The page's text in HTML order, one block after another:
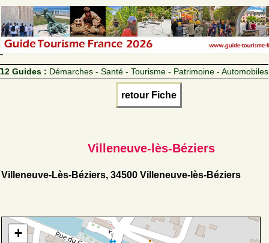
12 Guides : Démarches - Santé - Tourisme - Patrimoine - Automobiles
retour Fiche
Villeneuve-lès-Béziers
Villeneuve-Lès-Béziers, 34500 Villeneuve-lès-Béziers
+